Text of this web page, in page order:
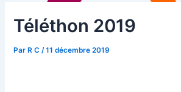
Téléthon 2019
ParR C /11 décembre 2019